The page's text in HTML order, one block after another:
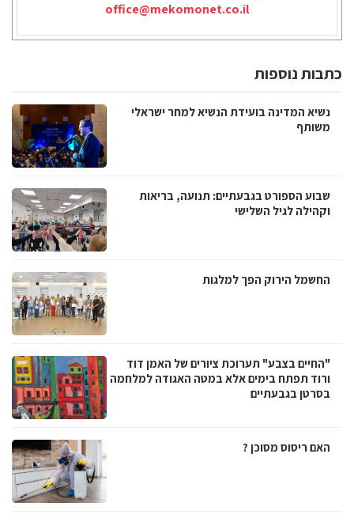
office@mekomonet.co.il
כתבות נוספות
נשיא המדינה בועידת הנשיא למחר ישראלי
משותף
שבוע הספורט בגבעתיים: תנועה, בריאות
וקהילה לגיל השלישי
החשמל הירוק הפך למלגות
"החיים בצבע" תערוכת ציורים של האמן דוד
ורוד תפתח בימים אלא במטה האגודה למלחמה
בסרטן בגבעתיים
האם ריסוס מסוכן ?